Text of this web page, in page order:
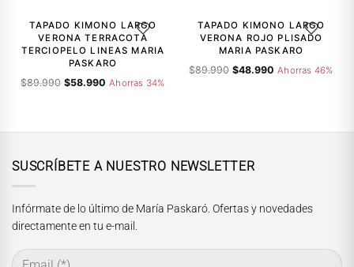
era:
$89.990.
es:
$48.990.
$89.990.
$48.990.
AGREGAR A LA LISTA DE DESEOS
TAPADO KIMONO LARGO
VERONA TERRACOTA
TERCIOPELO LINEAS MARIA
PASKARO
$89.990
El
$58.990
El
Ahorras 34%
AGREGAR
TAPADO KIMONO LARGO
VERONA ROJO PLISADO
MARIA PASKARO
$89.990
El
$48.990
El
Ahorras 46%
SUSCRÍBETE A NUESTRO NEWSLETTER
Infórmate de lo último de María Paskaró. Ofertas y novedades
directamente en tu e-mail.